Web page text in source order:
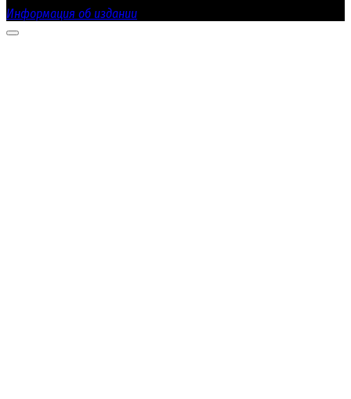
Информация об издании